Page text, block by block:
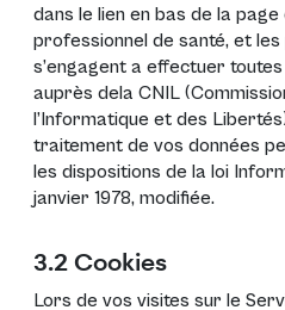
dans le lien en bas de la
professionnel de santé, et
s’engagent a effectuer
auprès dela CNIL
l’Informatique et des
traitement de vos données
les dispositions de la loi
janvier 1978, modifiée.
3.2 Cookies
Lors de vos visites sur le